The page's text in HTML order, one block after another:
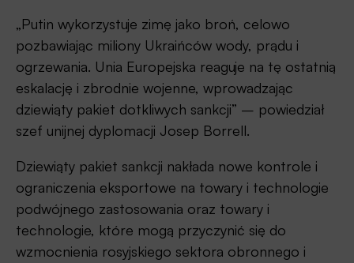
„Putin wykorzystuje zimę jako broń, celowo
pozbawiając miliony Ukraińców wody, prądu i
ogrzewania. Unia Europejska reaguje na tę ostatnią
eskalację i zbrodnie wojenne, wprowadzając
dziewiąty pakiet dotkliwych sankcji” – powiedział
szef unijnej dyplomacji Josep Borrell.
Dziewiąty pakiet sankcji nakłada nowe kontrole i
ograniczenia eksportowe na towary i technologie
podwójnego zastosowania oraz towary i
technologie, które mogą przyczynić się do
wzmocnienia rosyjskiego sektora obronnego i